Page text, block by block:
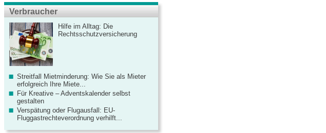
Verbraucher
Hilfe im Alltag: Die
Rechtsschutzversicherung
Streitfall Mietminderung: Wie Sie als Mieter
erfolgreich Ihre Miete...
Für Kreative – Adventskalender selbst
gestalten
Verspätung oder Flugausfall: EU-
Fluggastrechteverordnung verhilft...